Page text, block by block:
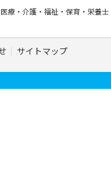
医療・介護・福祉・保育・栄養士
サイトマップ